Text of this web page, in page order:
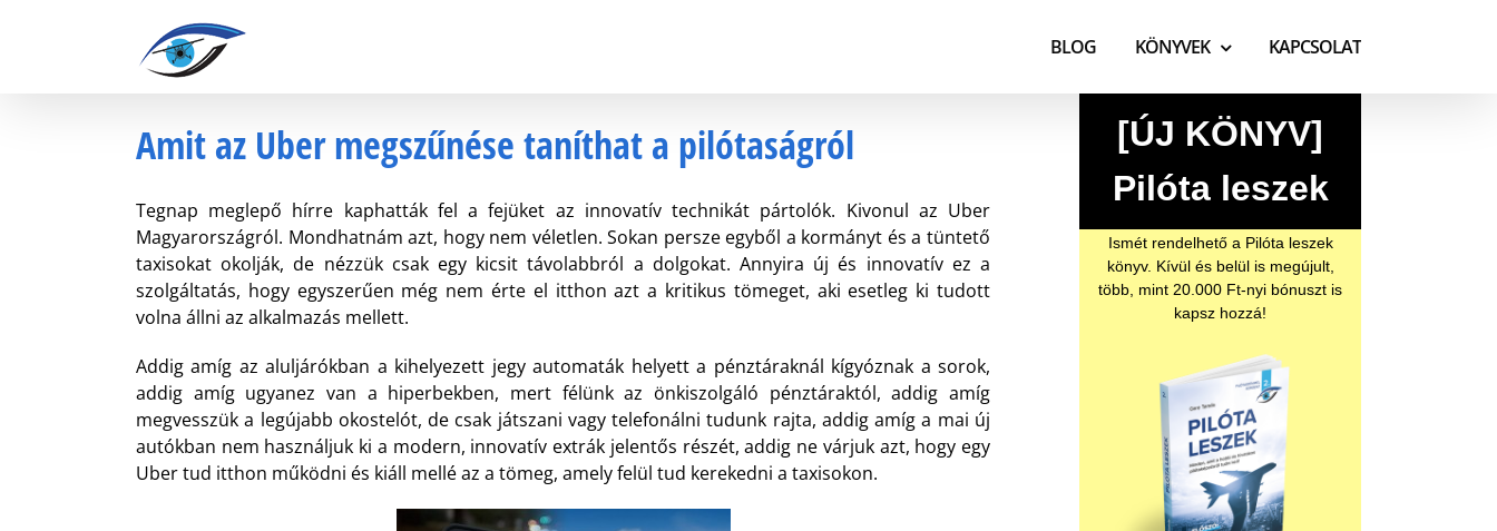
BLOG
KÖNYVEK KAPCSOLAT
Amit az Uber megszűnése taníthat a pilótaságról
Tegnap meglepő hírre kaphatták fel a fejüket az innovatív technikát pártolók. Kivonul az Uber
Magyarországról. Mondhatnám azt, hogy nem véletlen. Sokan persze egyből a kormányt és a tüntető
taxisokat okolják, de nézzük csak egy kicsit távolabbról a dolgokat. Annyira új és innovatív ez a
szolgáltatás, hogy egyszerűen még nem érte el itthon azt a kritikus tömeget, aki esetleg ki tudott
volna állni az alkalmazás mellett.
Addig amíg az aluljárókban a kihelyezett jegy automaták helyett a pénztáraknál kígyóznak a sorok,
addig amíg ugyanez van a hiperbekben, mert félünk az önkiszolgáló pénztáraktól, addig amíg
megvesszük a legújabb okostelót, de csak játszani vagy telefonálni tudunk rajta, addig amíg a mai új
autókban nem használjuk ki a modern, innovatív extrák jelentős részét, addig ne várjuk azt, hogy egy
Uber tud itthon működni és kiáll mellé az a tömeg, amely felül tud kerekedni a taxisokon.
[ÚJ KÖNYV]
Pilóta leszek
Ismét rendelhető a Pilóta leszek
könyv. Kívül és belül is megújult,
több, mint 20.000 Ft-nyi bónuszt is
kapsz hozzá!